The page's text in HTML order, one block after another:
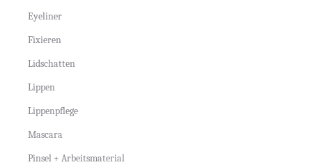
Eyeliner
Fixieren
Lidschatten
Lippen
Lippenpflege
Mascara
Pinsel + Arbeitsmaterial